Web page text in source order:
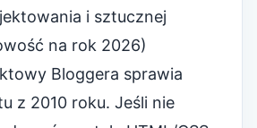
i sztucznej
na rok 2026)
Bloggera sprawia
z 2010 roku. Jeśli nie